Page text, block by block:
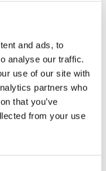
and ads, to
analyse our traffic.
use of our site with
partners who
that you’ve
from your use